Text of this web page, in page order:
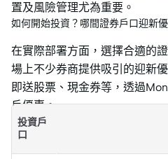
置及風險管理尤為重要。
如何開始投資？哪間證券戶口迎新
在實際部署方面，選擇合適的
場上不少券商提供吸引的迎新
即送股票、現金券等，透過
戶優惠。
投資戶
口